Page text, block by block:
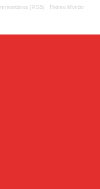
(RSS) Thème Mimbo